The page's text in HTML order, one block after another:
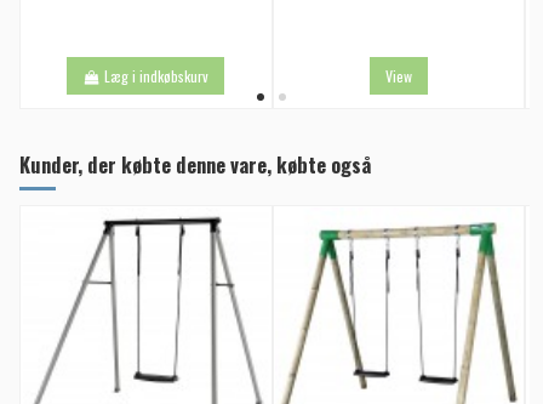
Læg i indkøbskurv View
Kunder, der købte denne vare, købte også